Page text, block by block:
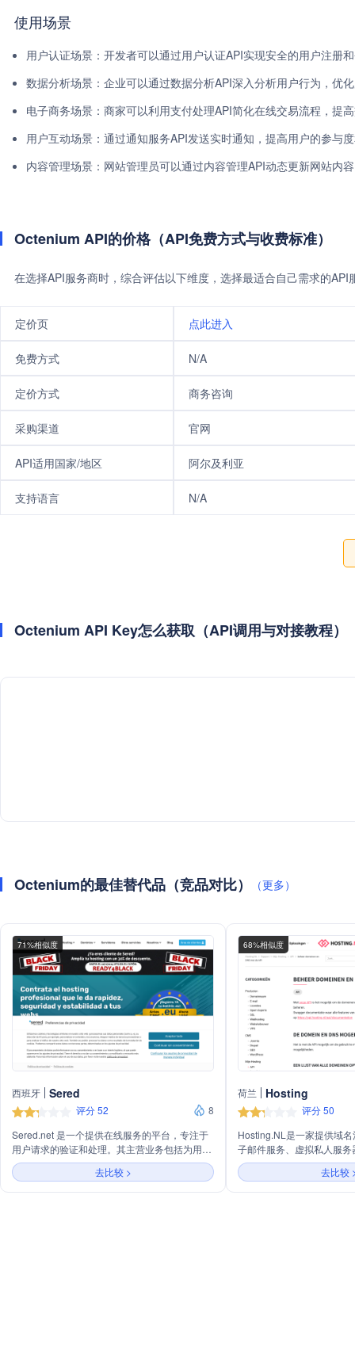
使用场景
用户认证场景：开发者可以通过用户认证API实现安全的用户注册
数据分析场景：企业可以通过数据分析API深入分析用户行为，优
电子商务场景：商家可以利用支付处理API简化在线交易流程，提
用户互动场景：通过通知服务API发送实时通知，提高用户的参与
内容管理场景：网站管理员可以通过内容管理API动态更新网站内
Octenium API的价格（API免费方式与收费标准）
在选择API服务商时，综合评估以下维度，选择最适合自己需求的
定价页 点此进入
免费方式 N/A
定价方式 商务咨询
采购渠道 官网
API适用国家/地区 阿尔及利亚
支持语言 N/A
Octenium API Key怎么获取（API调用与对接教程）
Octenium的最佳替代品（竞品对比） （更多）
71%相似度
西班牙 Sered
评分 52
8
Sered.net 是一个提供在线服务的平台，专注于
用户请求的验证和处理。其主营业务包括为用户
提供数据加载和请求验证服务，确保用户请求的
安全性和准确性。
去比较 >
68%相似度
荷兰 Hosting
评分 50
Hosting.NL是一家提供域
子邮件服务、虚拟私人服
络服务的公司。他们以提
理的服务为特色，满足从
求。
去比较